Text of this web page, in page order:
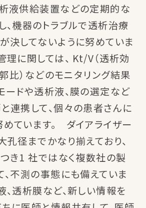
液供給装置などの定期的な
、機器のトラブルで透析治療
決してないように努めていま
理に関しては、 Kt/V（透析効
郭比）などのモニタリング結果
ードや透析液、膜の選定など
連携して、個々の患者さんに
ています。 ダイアライザー
孔径までかなり揃えており、
き1 社ではなく複数社の製
、不測の事態にも備えていま
、透析膜など、新しい情報を